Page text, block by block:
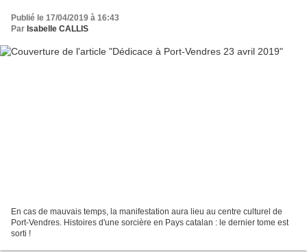
Publié le 17/04/2019 à 16:43
Par Isabelle CALLIS
En cas de mauvais temps, la manifestation aura lieu au centre culturel de
Port-Vendres. Histoires d'une sorcière en Pays catalan : le dernier tome est
sorti !